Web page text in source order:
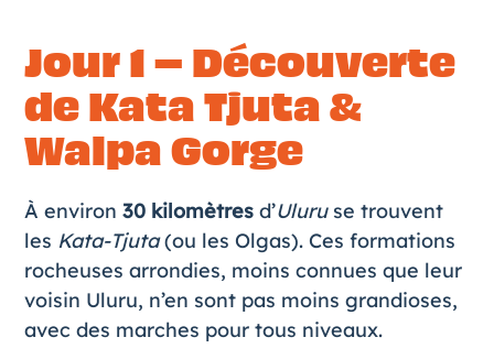
Jour 1 – Découverte
de Kata Tjuta &
Walpa Gorge
À environ 30 kilomètresd’Uluruse trouvent
les Kata-Tjuta(ou les Olgas). Ces formations
rocheuses arrondies, moins connues que leur
voisin Uluru, n’en sont pas moins grandioses,
avec des marches pour tous niveaux.